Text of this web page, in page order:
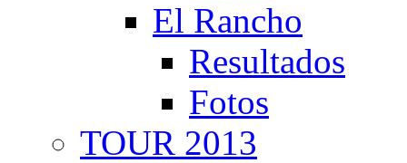
El Rancho
Resultados
Fotos
TOUR 2013